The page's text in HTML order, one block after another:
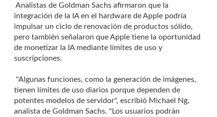
Analistas de Goldman Sachs afirmaron que la
integración de la IA en el hardware de Apple podría
impulsar un ciclo de renovación de productos sólido,
pero también señalaron que Apple tiene la oportunidad
de monetizar la IA mediante límites de uso y
suscripciones.
"Algunas funciones, como la generación de imágenes,
tienen límites de uso diarios porque dependen de
potentes modelos de servidor", escribió Michael Ng,
analista de Goldman Sachs. "Los usuarios podrán